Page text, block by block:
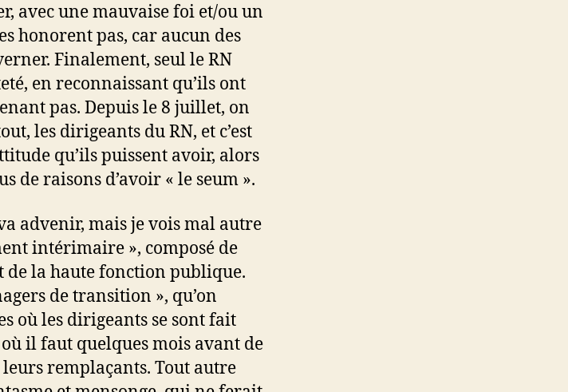
avec une mauvaise foi et/ou un
honorent pas, car aucun des
Finalement, seul le RN
en reconnaissant qu’ils ont
pas. Depuis le 8 juillet, on
les dirigeants du RN, et c’est
qu’ils puissent avoir, alors
de raisons d’avoir « le seum ».
advenir, mais je vois mal autre
intérimaire », composé de
la haute fonction publique.
de transition », qu’on
où les dirigeants se sont fait
il faut quelques mois avant de
remplaçants. Tout autre